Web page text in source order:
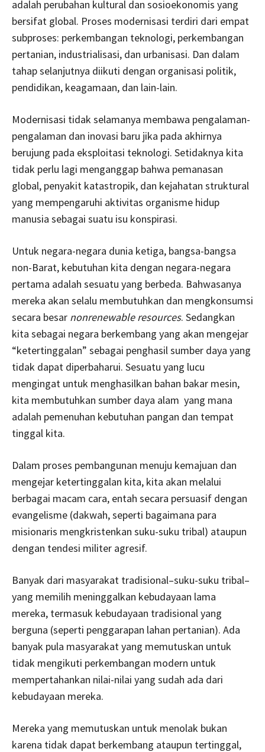
adalah perubahan kultural dan sosioekonomis yang
bersifat global. Proses modernisasi terdiri dari empat
subproses: perkembangan teknologi, perkembangan
pertanian, industrialisasi, dan urbanisasi. Dan dalam
tahap selanjutnya diikuti dengan organisasi politik,
pendidikan, keagamaan, dan lain-lain.
Modernisasi tidak selamanya membawa pengalaman-
pengalaman dan inovasi baru jika pada akhirnya
berujung pada eksploitasi teknologi. Setidaknya kita
tidak perlu lagi menganggap bahwa pemanasan
global, penyakit katastropik, dan kejahatan struktural
yang mempengaruhi aktivitas organisme hidup
manusia sebagai suatu isu konspirasi.
Untuk negara-negara dunia ketiga, bangsa-bangsa
non-Barat, kebutuhan kita dengan negara-negara
pertama adalah sesuatu yang berbeda. Bahwasanya
mereka akan selalu membutuhkan dan mengkonsumsi
secara besar nonrenewable resources. Sedangkan
kita sebagai negara berkembang yang akan mengejar
“ketertinggalan” sebagai penghasil sumber daya yang
tidak dapat diperbaharui. Sesuatu yang lucu
mengingat untuk menghasilkan bahan bakar mesin,
kita membutuhkan sumber daya alam yang mana
adalah pemenuhan kebutuhan pangan dan tempat
tinggal kita.
Dalam proses pembangunan menuju kemajuan dan
mengejar ketertinggalan kita, kita akan melalui
berbagai macam cara, entah secara persuasif dengan
evangelisme (dakwah, seperti bagaimana para
misionaris mengkristenkan suku-suku tribal) ataupun
dengan tendesi militer agresif.
Banyak dari masyarakat tradisional–suku-suku tribal–
yang memilih meninggalkan kebudayaan lama
mereka, termasuk kebudayaan tradisional yang
berguna (seperti penggarapan lahan pertanian). Ada
banyak pula masyarakat yang memutuskan untuk
tidak mengikuti perkembangan modern untuk
mempertahankan nilai-nilai yang sudah ada dari
kebudayaan mereka.
Mereka yang memutuskan untuk menolak bukan
karena tidak dapat berkembang ataupun tertinggal,